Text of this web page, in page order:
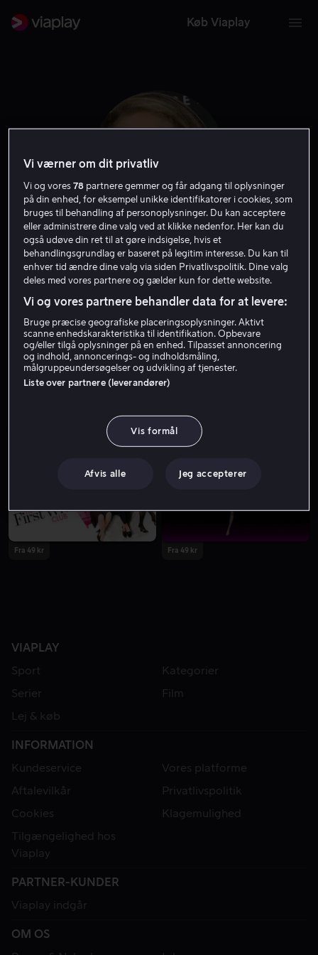
Køb Viaplay
Elizabeth Berkley
Fra 39 kr
Fra 49 kr Fra 49 kr
VIAPLAY
Sport
Kategorier
Serier
Film
Lej & køb
INFORMATION
Kundeservice
Vores platforme
Aftalevilkår
Privatlivspolitik
Cookies
Klagemulighed
Tilgængelighed hos
Viaplay
PARTNER-KUNDER
Viaplay indgår
OM OS
Vi værner om dit privatliv
Vi og vores78 partnere gemmer og får adgang til oplysninger
på din enhed, for eksempel unikke identifikatorer i cookies, som
bruges til behandling af personoplysninger. Du kan acceptere
eller administrere dine valg ved at klikke nedenfor. Her kan du
også udøve din ret til at gøre indsigelse, hvis et
behandlingsgrundlag er baseret på legitim interesse. Du kan til
enhver tid ændre dine valg via siden Privatlivspolitik. Dine valg
deles med vores partnere og gælder kun for dette website.
Vi og vores partnere behandler data for at levere:
Bruge præcise geografiske placeringsoplysninger. Aktivt
scanne enhedskarakteristika til identifikation. Opbevare
og/eller tilgå oplysninger på en enhed. Tilpasset annoncering
og indhold, annoncerings- og indholdsmåling,
målgruppeundersøgelser og udvikling af tjenester.
Liste over partnere (leverandører)
Vis formål
Afvis alle Jeg accepterer